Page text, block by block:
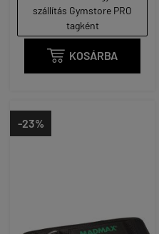
szállítás Gymstore PRO
tagként
 KOSÁRBA
-23%